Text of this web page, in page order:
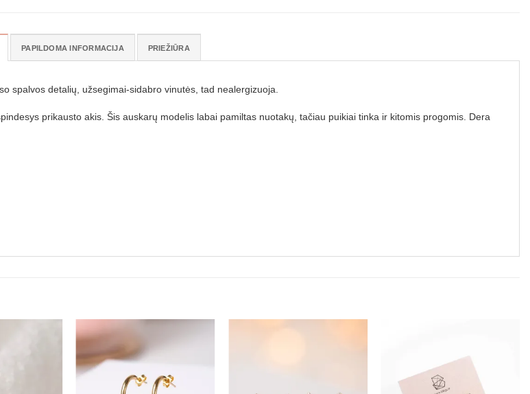
PAPILDOMA INFORMACIJA PRIEŽIŪRA
spalvos detalių, užsegimai-sidabro vinutės, tad nealergizuoja.
prikausto akis. Šis auskarų modelis labai pamiltas nuotakų, tačiau puikiai tinka ir kitomis progomis. Dera